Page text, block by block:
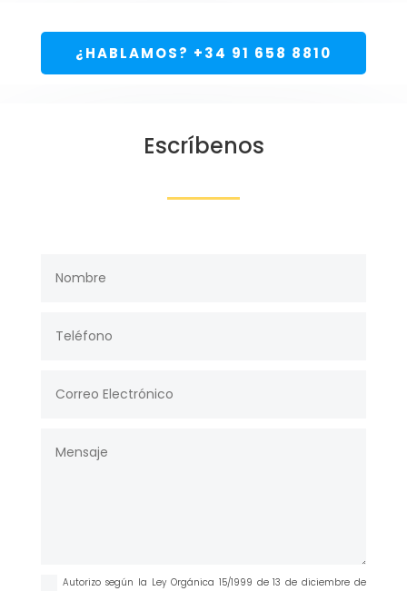
¿HABLAMOS? +34 91 658 8810
Escríbenos
Autorizo según la Ley Orgánica 15/1999 de 13 de diciembre de